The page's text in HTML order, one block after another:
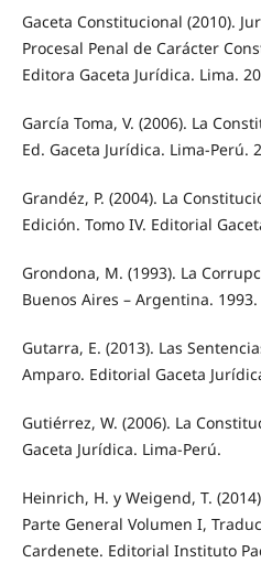
Gaceta Constitucional (2010).
Procesal Penal de Carácter
Editora Gaceta Jurídica. Lima.
García Toma, V. (2006). La
Ed. Gaceta Jurídica. Lima-Perú.
Grandéz, P. (2004). La
Edición. Tomo IV. Editorial
Grondona, M. (1993). La
Buenos Aires – Argentina. 1993.
Gutarra, E. (2013). Las
Amparo. Editorial Gaceta
Gutiérrez, W. (2006). La
Gaceta Jurídica. Lima-Perú.
Heinrich, H. y Weigend, T.
Parte General Volumen I,
Cardenete. Editorial Instituto